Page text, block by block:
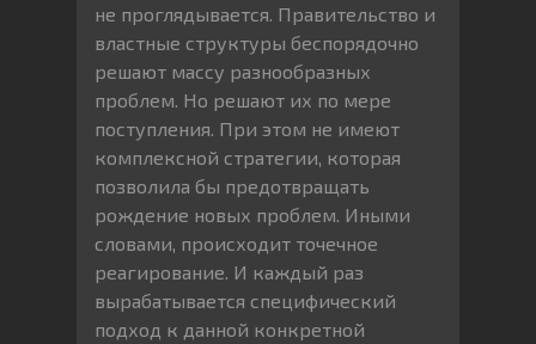
не проглядывается. Правительство и
властные структуры беспорядочно
решают массу разнообразных
проблем. Но решают их по мере
поступления. При этом не имеют
комплексной стратегии, которая
позволила бы предотвращать
рождение новых проблем. Иными
словами, происходит точечное
реагирование. И каждый раз
вырабатывается специфический
подход к данной конкретной